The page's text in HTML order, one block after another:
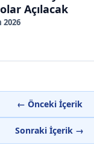
Açılacak
2026
← Önceki İçerik
Sonraki İçerik →